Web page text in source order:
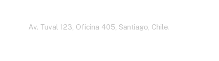
Av. Tuval 123, Oficina 405, Santiago, Chile.